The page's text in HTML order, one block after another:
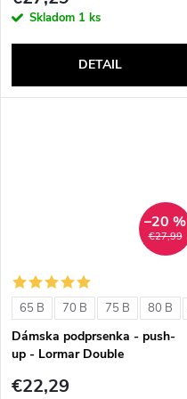
Skladom 1 ks
DETAIL
€27,99
–20 %
65 B 70 B 75 B 80 B
Dámska podprsenka - push-
up - Lormar Double
€22,29